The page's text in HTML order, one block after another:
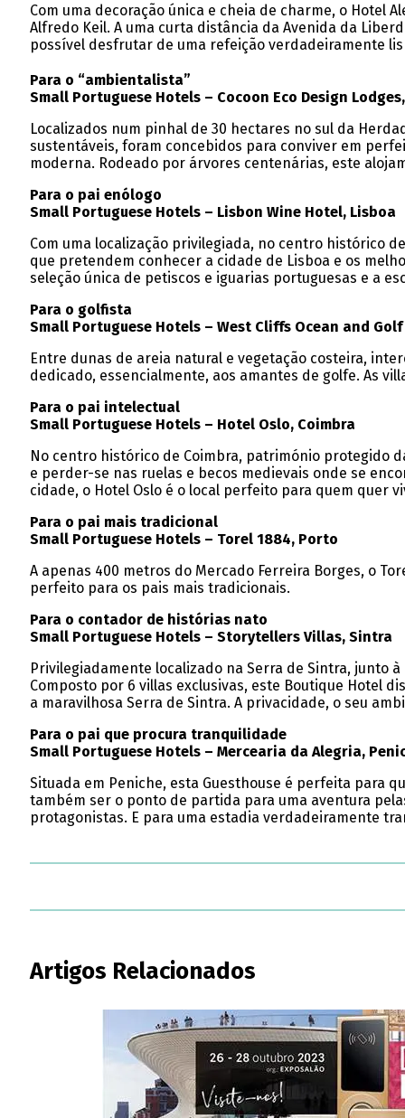
Com uma decoração única e cheia de charme, o Hotel
Alfredo Keil. A uma curta distância da Avenida da
possível desfrutar de uma refeição verdadeiramente
Para o “ambientalista”
Small Portuguese Hotels – Cocoon Eco Design
Localizados num pinhal de 30 hectares no sul da
sustentáveis, foram concebidos para conviver em
moderna. Rodeado por árvores centenárias, este
Para o pai enólogo
Small Portuguese Hotels – Lisbon Wine Hotel, Lisboa
Com uma localização privilegiada, no centro histórico
que pretendem conhecer a cidade de Lisboa e os
seleção única de petiscos e iguarias portuguesas e a
Para o golfista
Small Portuguese Hotels – West Cliffs Ocean and
Entre dunas de areia natural e vegetação costeira,
dedicado, essencialmente, aos amantes de golfe. As
Para o pai intelectual
Small Portuguese Hotels – Hotel Oslo, Coimbra
No centro histórico de Coimbra, património protegido
e perder-se nas ruelas e becos medievais onde se
cidade, o Hotel Oslo é o local perfeito para quem quer
Para o pai mais tradicional
Small Portuguese Hotels – Torel 1884, Porto
A apenas 400 metros do Mercado Ferreira Borges, o
perfeito para os pais mais tradicionais.
Para o contador de histórias nato
Small Portuguese Hotels – Storytellers Villas, Sintra
Privilegiadamente localizado na Serra de Sintra, junto
Composto por 6 villas exclusivas, este Boutique Hotel
a maravilhosa Serra de Sintra. A privacidade, o seu
Para o pai que procura tranquilidade
Small Portuguese Hotels – Mercearia da Alegria,
Situada em Peniche, esta Guesthouse é perfeita para
também ser o ponto de partida para uma aventura
protagonistas. E para uma estadia verdadeiramente
Artigos Relacionados